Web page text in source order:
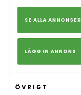
SE ALLA ANNONSER
LÄGG IN ANNONS
ÖVRIGT